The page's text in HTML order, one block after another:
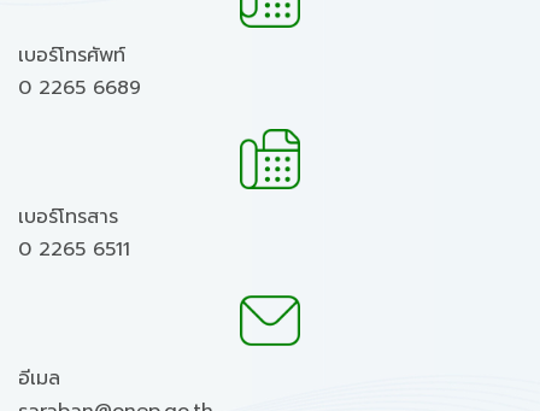
เบอร์โทรศัพท์
0 2265 6689
เบอร์โทรสาร
0 2265 6511
อีเมล